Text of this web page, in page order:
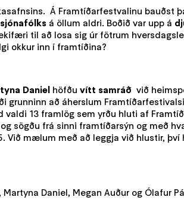
Á Framtíðarfestvalinu
á öllum aldri. Boðið var upp á
til að losa sig úr fötrum
okkur inn í framtíðina?
Daniel höfðu vítt samráð við
að áherslum
13 framlög sem yrðu hluti af
sögðu frá sinni framtíðarsýn og með
Við mælum með að leggja við hlustir,
Daniel, Megan Auður og Ólafur